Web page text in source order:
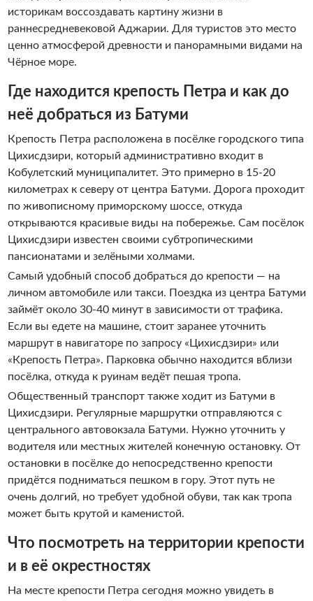
историкам воссоздавать картину жизни в
раннесредневековой Аджарии. Для туристов это место
ценно атмосферой древности и панорамными видами на
Чёрное море.
Где находится крепость Петра и как до
неё добраться из Батуми
Крепость Петра расположена в посёлке городского типа
Цихисдзири, который административно входит в
Кобулетский муниципалитет. Это примерно в 15-20
километрах к северу от центра Батуми. Дорога проходит
по живописному приморскому шоссе, откуда
открываются красивые виды на побережье. Сам посёлок
Цихисдзири известен своими субтропическими
пансионатами и зелёными холмами.
Самый удобный способ добраться до крепости — на
личном автомобиле или такси. Поездка из центра Батуми
займёт около 30-40 минут в зависимости от трафика.
Если вы едете на машине, стоит заранее уточнить
маршрут в навигаторе по запросу «Цихисдзири» или
«Крепость Петра». Парковка обычно находится вблизи
посёлка, откуда к руинам ведёт пешая тропа.
Общественный транспорт также ходит из Батуми в
Цихисдзири. Регулярные маршрутки отправляются с
центрального автовокзала Батуми. Нужно уточнить у
водителя или местных жителей конечную остановку. От
остановки в посёлке до непосредственно крепости
придётся подниматься пешком в гору. Этот путь не
очень долгий, но требует удобной обуви, так как тропа
может быть крутой и каменистой.
Что посмотреть на территории крепости
и в её окрестностях
На месте крепости Петра сегодня можно увидеть в